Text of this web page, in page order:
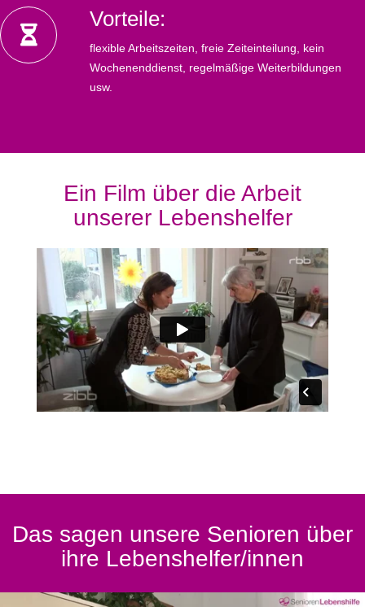
Vorteile:
flexible Arbeitszeiten, freie Zeiteinteilung, kein
Wochenenddienst, regelmäßige Weiterbildungen
usw.
Ein Film über die Arbeit
unserer Lebenshelfer
Das sagen unsere Senioren über
ihre Lebenshelfer/innen